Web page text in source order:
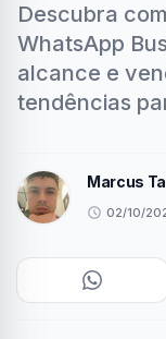
Descubra
WhatsApp
alcance e
tendências
Marcus
02/10/